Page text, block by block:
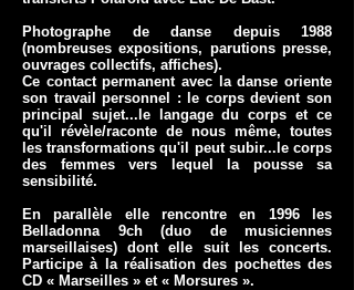
Photographe de danse depuis 1988
(nombreuses expositions, parutions presse,
ouvrages collectifs, affiches).
Ce contact permanent avec la danse oriente
son travail personnel : le corps devient son
principal sujet...le langage du corps et ce
qu'il révèle/raconte de nous même, toutes
les transformations qu'il peut subir...le corps
des femmes vers lequel la pousse sa
sensibilité.
En parallèle elle rencontre en 1996 les
Belladonna 9ch (duo de musiciennes
marseillaises) dont elle suit les concerts.
Participe à la réalisation des pochettes des
CD « Marseilles » et « Morsures ».